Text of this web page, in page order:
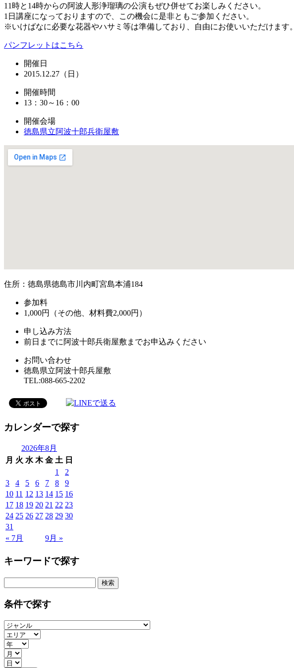
11時と14時からの阿波人形浄瑠璃の公演もぜひ併せてお楽しみください。
1日講座になっておりますので、この機会に是非ともご参加ください。
※いけばなに必要な花器やハサミ等は準備しており、自由にお使いいただけます。
パンフレットはこちら
開催日
2015.12.27（日）
開催時間
13：30～16：00
開催会場
徳島県立阿波十郎兵衛屋敷
住所：徳島県徳島市川内町宮島本浦184
参加料
1,000円（その他、材料費2,000円）
申し込み方法
前日までに阿波十郎兵衛屋敷までお申込みください
お問い合わせ
徳島県立阿波十郎兵屋敷
TEL:088-665-2202
カレンダーで探す
2026年8月
月 火 水 木 金 土 日
« 7月 9月 »
1
2
3
4 5 6 7 8
9
10 11 12 13 14 15 16
17 18 19 20 21 22 23
24 25 26 27 28 29 30
31
キーワードで探す
条件で探す